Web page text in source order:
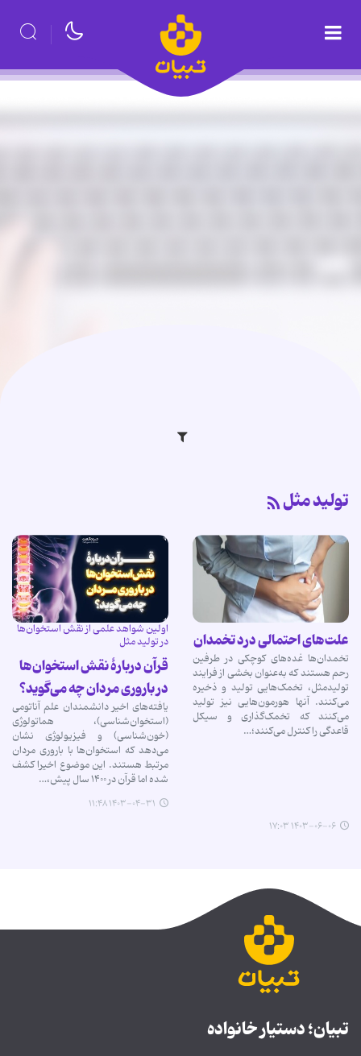
تولید مثل
علت‌های احتمالی درد تخمدان
تخمدان‌ها غده‌های کوچکی در طرفین
رحم هستند که به‌عنوان بخشی از فرایند
تولیدمثل، تخمک‌هایی تولید و ذخیره
می‌کنند. آنها هورمون‌هایی نیز تولید
می‌کنند که تخمک‌گذاری و سیکل
قاعدگی را کنترل می‌کنند؛…
۱۴۰۳-۰۶-۰۶ ۱۷:۰۳
اولین شواهد علمی از نقش استخوان‌ها
در تولید مثل
قرآن دربارۀ نقش استخوان‌ها
در باروری مردان چه می‌گوید؟
یافته‌های اخیر دانشمندان علم آناتومی
(استخوان‌شناسی)، هماتولوژی
(خون‌شناسی) و فیزیولوژی نشان
می‌دهد که استخوان‌ها با باروری مردان
مرتبط هستند. این موضوع اخیرا کشف
شده اما قرآن در ۱۴۰۰ سال پیش،…
۱۴۰۳-۰۴-۳۱ ۱۱:۴۸
تبیان؛ دستیار خانواده